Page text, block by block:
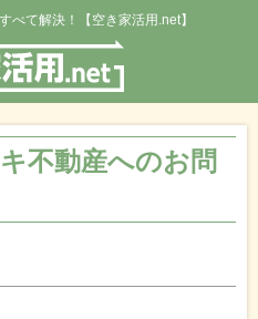
べて解決！【空き家活用.net】
不動産へのお問